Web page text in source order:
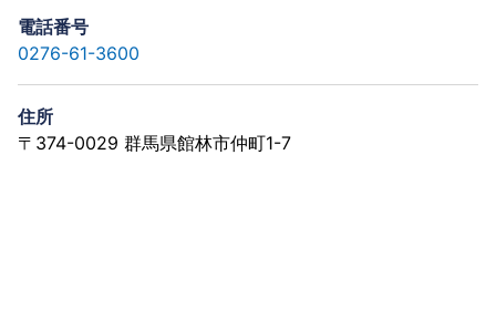
電話番号
0276-61-3600
住所
〒374-0029 群馬県館林市仲町1-7